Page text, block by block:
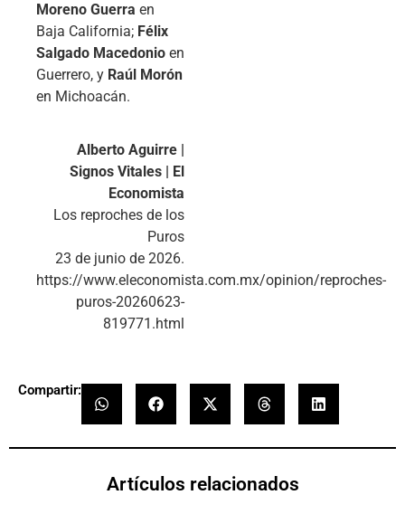
Moreno Guerra en
Baja California; Félix
Salgado Macedonio en
Guerrero, y Raúl Morón
en Michoacán.
Alberto Aguirre |
Signos Vitales | El
Economista
Los reproches de los
Puros
23 de junio de 2026.
https://www.eleconomista.com.mx/opinion/reproches-
puros-20260623-
819771.html
Compartir:
Artículos relacionados